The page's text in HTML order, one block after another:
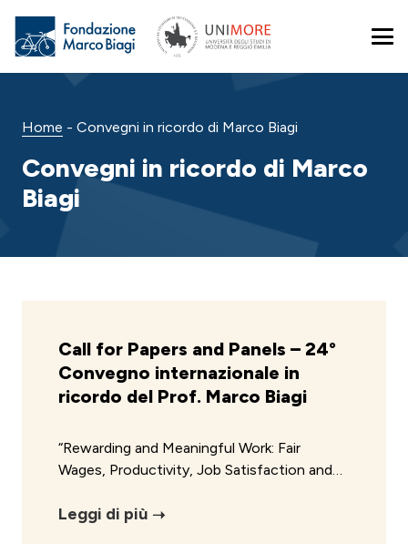
Home - Convegni in ricordo di Marco Biagi
Convegni in ricordo di Marco
Biagi
Call for Papers and Panels – 24°
Convegno internazionale in
ricordo del Prof. Marco Biagi
“Rewarding and Meaningful Work: Fair
Wages, Productivity, Job Satisfaction and…
Leggi di più